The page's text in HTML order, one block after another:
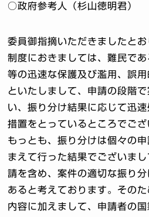
○政府参考人（杉山徳明君）
委員御指摘いただきましたと
制度におきましては、難民で
等の迅速な保護及び濫用、誤
といたしまして、申請の段階
い、振り分け結果に応じて迅
措置をとっているところでござ
もっとも、振り分けは個々の
まえて行った結果でございま
請を含め、案件の適切な振り
あると考えております。その
内容に加えまして、申請者の